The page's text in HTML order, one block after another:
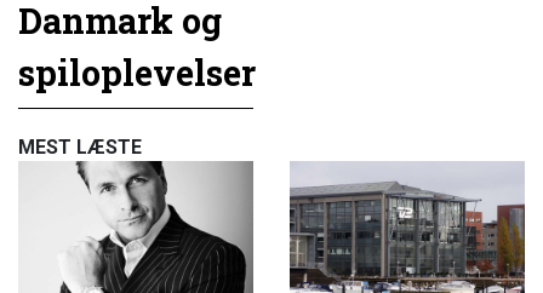
Danmark og
spiloplevelser
MEST LÆSTE